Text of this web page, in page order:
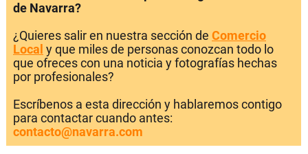
de Navarra?
¿Quieres salir en nuestra sección de Comercio
Local y que miles de personas conozcan todo lo
que ofreces con una noticia y fotografías hechas
por profesionales?
Escríbenos a esta dirección y hablaremos contigo
para contactar cuando antes:
contacto@navarra.com